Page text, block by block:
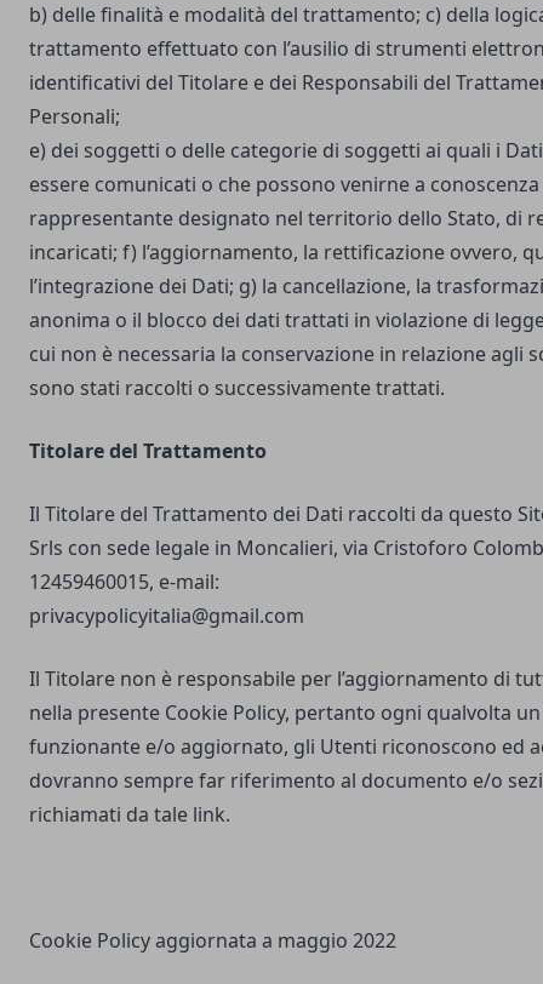
b) delle finalità e modalità del trattamento; c) della
trattamento effettuato con l’ausilio di strumenti
identificativi del Titolare e dei Responsabili del
Personali;
e) dei soggetti o delle categorie di soggetti ai quali i
essere comunicati o che possono venirne a
rappresentante designato nel territorio dello Stato, di
incaricati; f) l’aggiornamento, la rettificazione ovvero,
l’integrazione dei Dati; g) la cancellazione, la
anonima o il blocco dei dati trattati in violazione di
cui non è necessaria la conservazione in relazione agli
sono stati raccolti o successivamente trattati.
Titolare del Trattamento
Il Titolare del Trattamento dei Dati raccolti da questo
Srls con sede legale in Moncalieri, via Cristoforo
12459460015, e-mail:
privacypolicyitalia@gmail.com
Il Titolare non è responsabile per l’aggiornamento di
nella presente Cookie Policy, pertanto ogni qualvolta
funzionante e/o aggiornato, gli Utenti riconoscono ed
dovranno sempre far riferimento al documento e/o
richiamati da tale link.
Cookie Policy aggiornata a maggio 2022